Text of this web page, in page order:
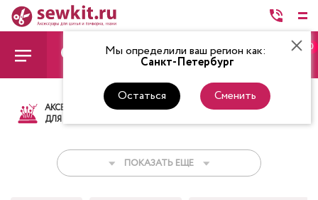
Мы определили ваш регион как:
Санкт-Петербург
Остаться Сменить
0
АКСЕССУАРЫ
ДЛЯ ШИТЬЯ
ТКАНИ НИТКИ
ПОКАЗАТЬ ЕЩЕ